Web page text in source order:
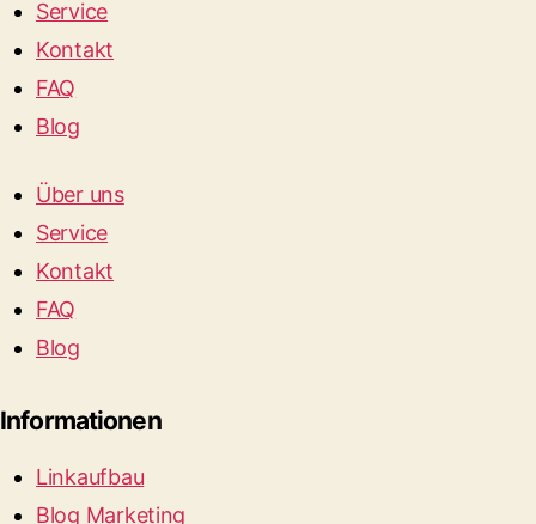
Service
Kontakt
FAQ
Blog
Über uns
Service
Kontakt
FAQ
Blog
Informationen
Linkaufbau
Blog Marketing